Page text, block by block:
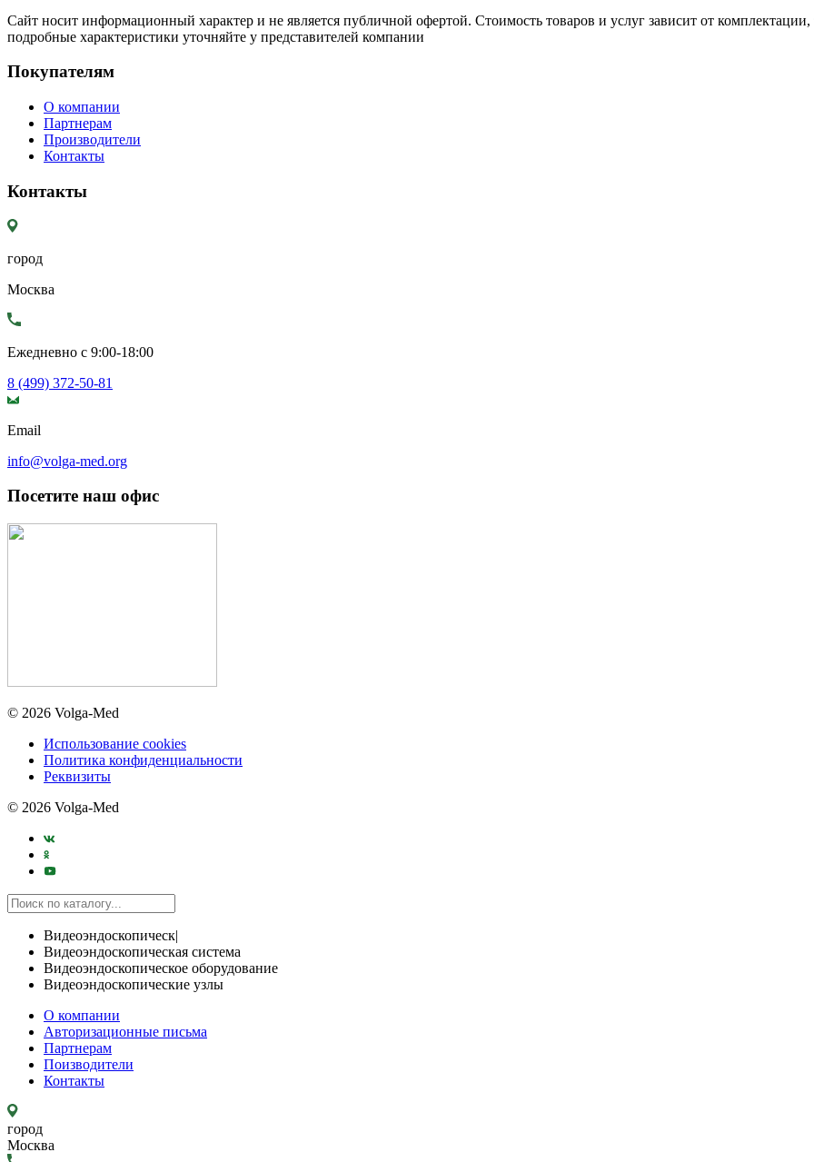
Сайт носит информационный характер и не является публичной офертой. Стоимость товаров и услуг зависит от
подробные характеристики уточняйте у представителей компании
Покупателям
О компании
Партнерам
Производители
Контакты
Контакты
город
Москва
Ежедневно с 9:00-18:00
8 (499) 372-50-81
Email
info@volga-med.org
Посетите наш офис
© 2026 Volga-Med
Использование cookies
Политика конфиденциальности
Реквизиты
© 2026 Volga-Med
Видеоэндоскопическ|
Видеоэндоскопическая система
Видеоэндоскопическое оборудование
Видеоэндоскопические узлы
О компании
Авторизационные письма
Партнерам
Поизводители
Контакты
город
Москва